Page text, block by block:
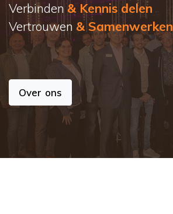
Verbinden & Kennis delen
Vertrouwen & Samenwerken
Over ons